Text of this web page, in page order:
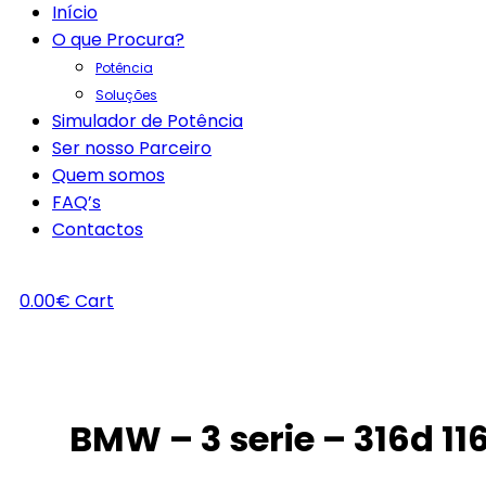
Início
O que Procura?
Potência
Soluções
Simulador de Potência
Ser nosso Parceiro
Quem somos
FAQ’s
Contactos
0.00€ Cart
BMW – 3 serie – 316d